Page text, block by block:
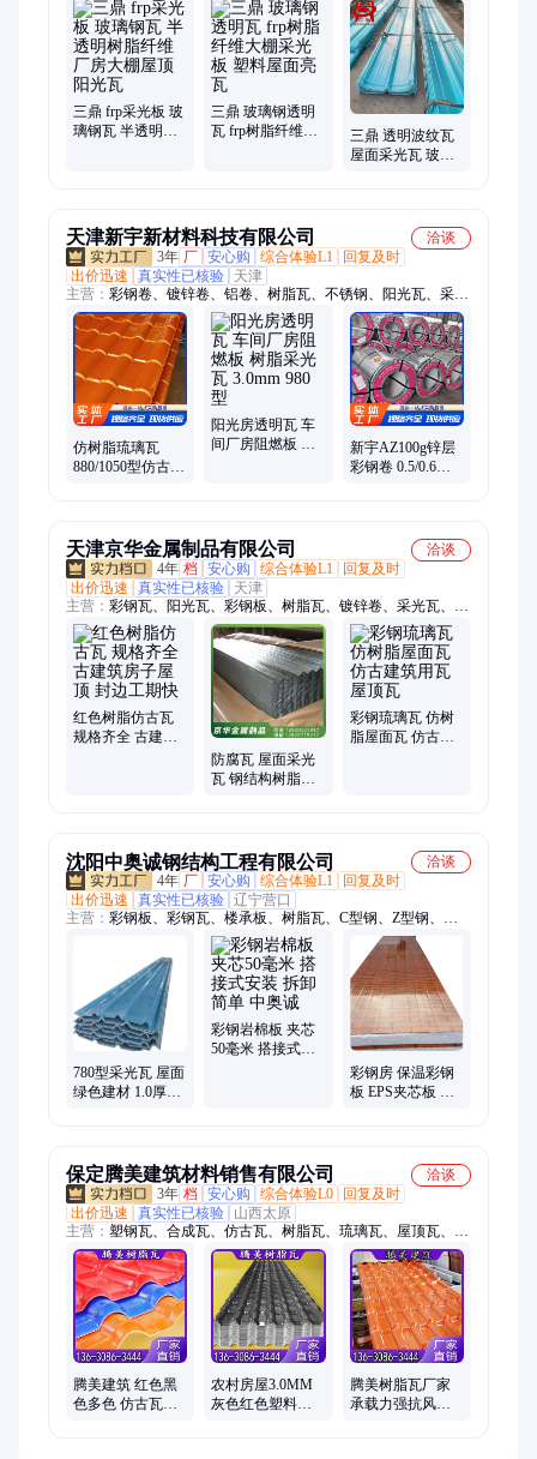
火板、无机预涂板、洁净板、防水卷材、防水透气膜、防潮隔汽
膜、pc隔汽层、呼吸纸、隔汽防潮膜、pe隔汽膜、可溶性采光带
三鼎 frp采光板 玻
璃钢瓦 半透明树
三鼎 玻璃钢透明
瓦 frp树脂纤维大
三鼎 透明波纹瓦
屋面采光瓦 玻璃
天津新宇新材料科技有限公司
洽谈
3年 厂 安心购 综合体验L1
回复及时
出价迅速
真实性已核验
天津
主营： 彩钢卷、镀锌卷、铝卷、树脂瓦、不锈钢、阳光瓦、采光
瓦、楼承板、C型钢、Z型钢、彩钢瓦、镀锌板、冷轧卷、锌铝
镁、热轧板、铝箔、打包带、彩铝卷、工字钢、扁钢、电缆桥
架、镀锌打包带、烤蓝打包带、免浇筑楼承板、新宇彩钢卷、角
钢
仿树脂琉璃瓦
880/1050型仿古瓦
阳光房透明瓦 车
间厂房阻燃板 树
新宇AZ100g锌层
彩钢卷 0.5/0.6海
天津京华金属制品有限公司
洽谈
4年 档 安心购 综合体验L1
回复及时
出价迅速
真实性已核验
天津
主营： 彩钢瓦、阳光瓦、彩钢板、树脂瓦、镀锌卷、采光瓦、波
浪瓦、透明瓦、锌铝镁、阳光房、镀锌钢板、雨棚搭建、镀锌瓦
楞板、镀锌铁皮卷、阻燃阳光板、温室培育大棚、高强度捆扎
带、钢收边阳光板、新宇绿色彩钢瓦、烤蓝铁皮打包带、热镀锌
带钢、镀锌带钢、q195带钢、frp透明采光瓦、FRP阳光瓦
红色树脂仿古瓦
规格齐全 古建筑
防腐瓦 屋面采光
瓦 钢结构树脂合
彩钢琉璃瓦 仿树
脂屋面瓦 仿古建
沈阳中奥诚钢结构工程有限公司
洽谈
4年 厂 安心购 综合体验L1
回复及时
出价迅速
真实性已核验 辽宁营口
主营： 彩钢板、彩钢瓦、楼承板、树脂瓦、C型钢、Z型钢、檩
条、楼承瓦、几字型钢、彩钢房、钢结构、岩棉彩钢板、彩钢岩
棉板、保温彩钢板、彩钢保温板、夹芯彩钢板、彩钢夹芯板、夹
心彩钢板、彩钢夹心板、阻燃彩钢板、采光板、采光瓦、防腐
板、钢结构厂房、彩板房、免浇筑楼承板
780型采光瓦 屋面
绿色建材 1.0厚树
彩钢岩棉板 夹芯
50毫米 搭接式安
彩钢房 保温彩钢
板 EPS夹芯板 双
保定腾美建筑材料销售有限公司
洽谈
3年 档 安心购 综合体验L0
回复及时
出价迅速
真实性已核验
山西太原
主营： 塑钢瓦、合成瓦、仿古瓦、树脂瓦、琉璃瓦、屋顶瓦、米
兰瓦、门头瓦、屋面瓦、彩石瓦、一体瓦、波浪瓦、罗马瓦、塑
料瓦、屋檐装饰、建筑材料、塑料薄瓦、景区围墙、屋面用瓦、
隔热金属瓦、彩石金属瓦、装饰墙头瓦、平改坡屋面、屋面金属
瓦、农家小院瓦顶
腾美建筑 红色黑
色多色 仿古瓦屋
农村房屋3.0MM
灰色红色塑料薄
腾美树脂瓦厂家
承载力强抗风抗